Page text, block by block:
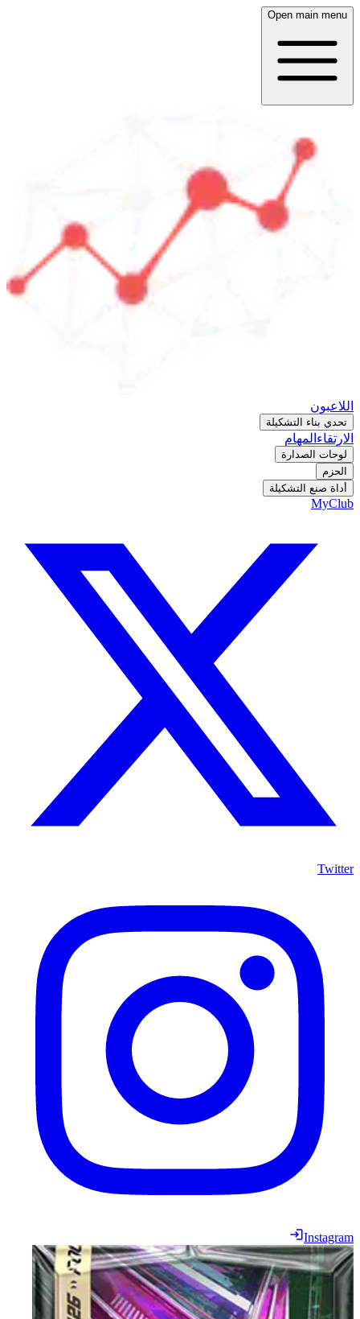
Open main menu
اللاعبون
تحدي بناء التشكيلة
الارتقاء المهام
لوحات الصدارة
الحزم
أداة صنع التشكيلة
MyClub
Twitter
Instagram